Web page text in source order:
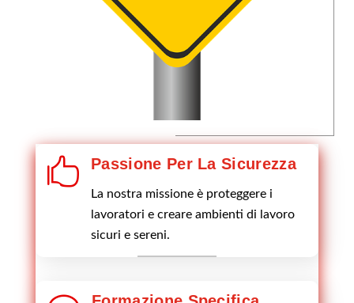
 Passione Per La Sicurezza
La nostra missione è proteggere i
lavoratori e creare ambienti di lavoro
sicuri e sereni.